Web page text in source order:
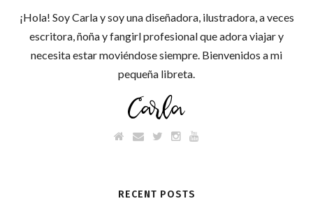
¡Hola! Soy Carla y soy una diseñadora, ilustradora, a veces
escritora, ñoña y fangirl profesional que adora viajar y
necesita estar moviéndose siempre. Bienvenidos a mi
pequeña libreta.
RECENT POSTS